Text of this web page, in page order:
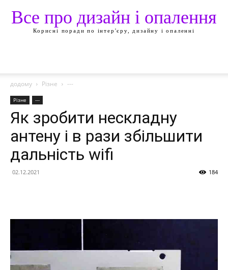
Все про дизайн і опалення
Корисні поради по інтер'єру, дизайну і опаленні
додому Різне ---
Різне ---
Як зробити нескладну
антену і в рази збільшити
дальність wifi
02.12.2021 184